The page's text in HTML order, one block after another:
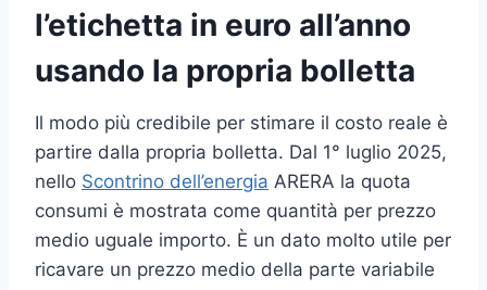
l’etichetta in euro all’anno
usando la propria bolletta
Il modo più credibile per stimare il costo reale è
partire dalla propria bolletta. Dal 1° luglio 2025,
nello Scontrino dell’energia ARERA la quota
consumi è mostrata come quantità per prezzo
medio uguale importo. È un dato molto utile per
ricavare un prezzo medio della parte variabile